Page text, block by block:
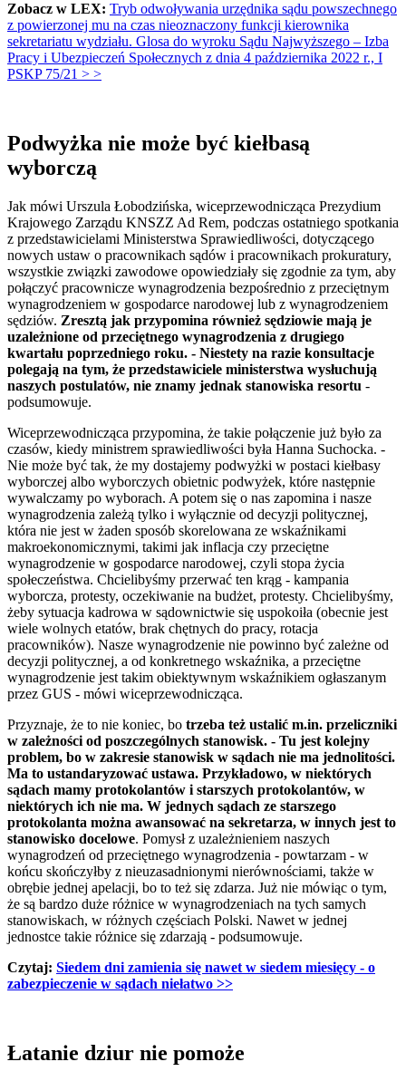
Zobacz w LEX: Tryb odwoływania urzędnika sądu powszechnego
z powierzonej mu na czas nieoznaczony funkcji kierownika
sekretariatu wydziału. Glosa do wyroku Sądu Najwyższego – Izba
Pracy i Ubezpieczeń Społecznych z dnia 4 października 2022 r., I
PSKP 75/21 > >
Podwyżka nie może być kiełbasą
wyborczą
Jak mówi Urszula Łobodzińska, wiceprzewodnicząca Prezydium
Krajowego Zarządu KNSZZ Ad Rem, podczas ostatniego spotkania
z przedstawicielami Ministerstwa Sprawiedliwości, dotyczącego
nowych ustaw o pracownikach sądów i pracownikach prokuratury,
wszystkie związki zawodowe opowiedziały się zgodnie za tym, aby
połączyć pracownicze wynagrodzenia bezpośrednio z przeciętnym
wynagrodzeniem w gospodarce narodowej lub z wynagrodzeniem
sędziów. Zresztą jak przypomina również sędziowie mają je
uzależnione od przeciętnego wynagrodzenia z drugiego
kwartału poprzedniego roku. - Niestety na razie konsultacje
polegają na tym, że przedstawiciele ministerstwa wysłuchują
naszych postulatów, nie znamy jednak stanowiska resortu -
podsumowuje.
Wiceprzewodnicząca przypomina, że takie połączenie już było za
czasów, kiedy ministrem sprawiedliwości była Hanna Suchocka. -
Nie może być tak, że my dostajemy podwyżki w postaci kiełbasy
wyborczej albo wyborczych obietnic podwyżek, które następnie
wywalczamy po wyborach. A potem się o nas zapomina i nasze
wynagrodzenia zależą tylko i wyłącznie od decyzji politycznej,
która nie jest w żaden sposób skorelowana ze wskaźnikami
makroekonomicznymi, takimi jak inflacja czy przeciętne
wynagrodzenie w gospodarce narodowej, czyli stopa życia
społeczeństwa. Chcielibyśmy przerwać ten krąg - kampania
wyborcza, protesty, oczekiwanie na budżet, protesty. Chcielibyśmy,
żeby sytuacja kadrowa w sądownictwie się uspokoiła (obecnie jest
wiele wolnych etatów, brak chętnych do pracy, rotacja
pracowników). Nasze wynagrodzenie nie powinno być zależne od
decyzji politycznej, a od konkretnego wskaźnika, a przeciętne
wynagrodzenie jest takim obiektywnym wskaźnikiem ogłaszanym
przez GUS - mówi wiceprzewodnicząca.
Przyznaje, że to nie koniec, bo trzeba też ustalić m.in. przeliczniki
w zależności od poszczególnych stanowisk. - Tu jest kolejny
problem, bo w zakresie stanowisk w sądach nie ma jednolitości.
Ma to ustandaryzować ustawa. Przykładowo, w niektórych
sądach mamy protokolantów i starszych protokolantów, w
niektórych ich nie ma. W jednych sądach ze starszego
protokolanta można awansować na sekretarza, w innych jest to
stanowisko docelowe. Pomysł z uzależnieniem naszych
wynagrodzeń od przeciętnego wynagrodzenia - powtarzam - w
końcu skończyłby z nieuzasadnionymi nierównościami, także w
obrębie jednej apelacji, bo to też się zdarza. Już nie mówiąc o tym,
że są bardzo duże różnice w wynagrodzeniach na tych samych
stanowiskach, w różnych częściach Polski. Nawet w jednej
jednostce takie różnice się zdarzają - podsumowuje.
Czytaj: Siedem dni zamienia się nawet w siedem miesięcy - o
zabezpieczenie w sądach niełatwo >>
Łatanie dziur nie pomoże